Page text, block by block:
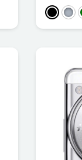
Schwarz
Grau